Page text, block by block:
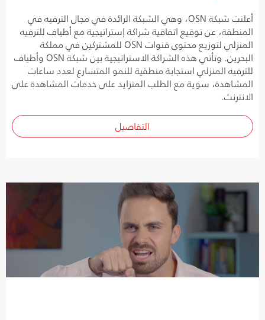
أعلنت شبكة OSN، وهي الشبكة الرائدة في مجال الترفيه في
المنطقة، عن توقيع اتفاقية شراكة إستراتيجية مع أطياف للترفيه
المنزلي لتوزيع محتوى قنوات OSN للمشتركين في مملكة
البحرين. وتأتي هذه الشراكة الاستراتيجية بين شبكة OSN وأطياف
للترفيه المنزلي استجابة منطقية للنمو المتسارع لعدد ساعات
المشاهدة، سوية مع الطلب المتزايد على خدمات المشاهدة على
الانترنت.
التفاصيل